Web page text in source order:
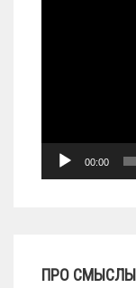
00:00
ПРО